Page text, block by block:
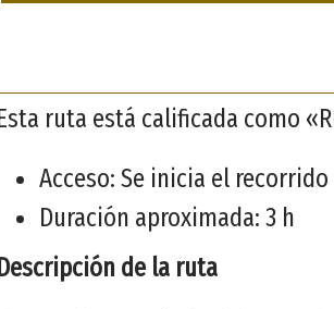
ruta está calificada como
Acceso: Se inicia el
Duración aproximada: 3 h
de la ruta